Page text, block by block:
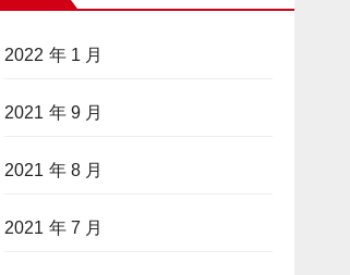
2022 年 1 月
2021 年 9 月
2021 年 8 月
2021 年 7 月